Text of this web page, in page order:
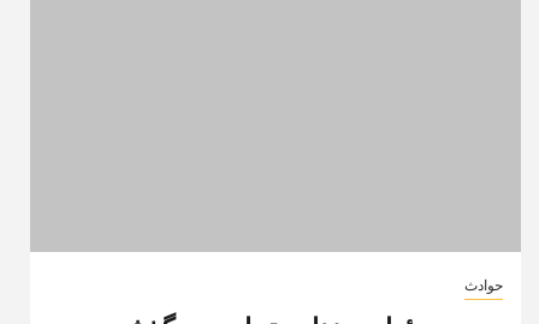
حوادث